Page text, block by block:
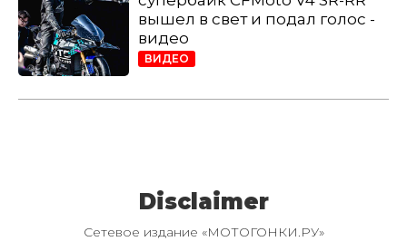
вышел в свет и подал голос -
видео
ВИДЕО
Disclaimer
Сетевое издание «МОТОГОНКИ.РУ»